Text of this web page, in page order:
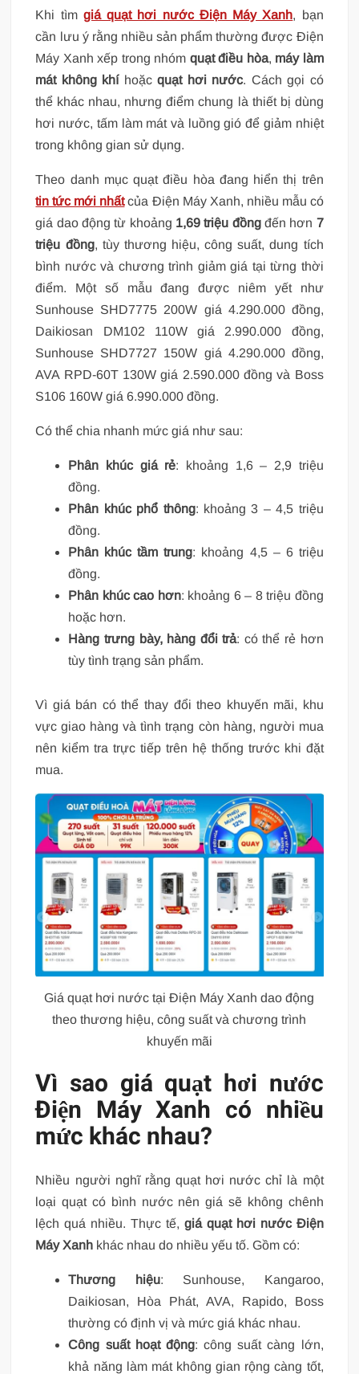
Khi tìm giá quạt hơi nước Điện Máy Xanh, bạn
cần lưu ý rằng nhiều sản phẩm thường được Điện
Máy Xanh xếp trong nhóm quạt điều hòa, máy làm
mát không khíhoặcquạt hơi nước. Cách gọi có
thể khác nhau, nhưng điểm chung là thiết bị dùng
hơi nước, tấm làm mát và luồng gió để giảm nhiệt
trong không gian sử dụng.
Theo danh mục quạt điều hòa đang hiển thị trên
tin tức mới nhấtcủa Điện Máy Xanh, nhiều mẫu có
giá dao động từ khoảng 1,69 triệu đồngđến hơn 7
triệu đồng, tùy thương hiệu, công suất, dung tích
bình nước và chương trình giảm giá tại từng thời
điểm. Một số mẫu đang được niêm yết như
Sunhouse SHD7775 200W giá 4.290.000 đồng,
Daikiosan DM102 110W giá 2.990.000 đồng,
Sunhouse SHD7727 150W giá 4.290.000 đồng,
AVA RPD-60T 130W giá 2.590.000 đồng và Boss
S106 160W giá 6.990.000 đồng.
Có thể chia nhanh mức giá như sau:
Phân khúc giá rẻ: khoảng 1,6 – 2,9 triệu
đồng.
Phân khúc phổ thông: khoảng 3 – 4,5 triệu
đồng.
Phân khúc tầm trung: khoảng 4,5 – 6 triệu
đồng.
Phân khúc cao hơn: khoảng 6 – 8 triệu đồng
hoặc hơn.
Hàng trưng bày, hàng đổi trả: có thể rẻ hơn
tùy tình trạng sản phẩm.
Vì giá bán có thể thay đổi theo khuyến mãi, khu
vực giao hàng và tình trạng còn hàng, người mua
nên kiểm tra trực tiếp trên hệ thống trước khi đặt
mua.
Giá quạt hơi nước tại Điện Máy Xanh dao động
theo thương hiệu, công suất và chương trình
khuyến mãi
Vì sao giá quạt hơi nước
Điện Máy Xanh có nhiều
mức khác nhau?
Nhiều người nghĩ rằng quạt hơi nước chỉ là một
loại quạt có bình nước nên giá sẽ không chênh
lệch quá nhiều. Thực tế, giá quạt hơi nước Điện
Máy Xanh khác nhau do nhiều yếu tố. Gồm có:
Thương hiệu: Sunhouse, Kangaroo,
Daikiosan, Hòa Phát, AVA, Rapido, Boss
thường có định vị và mức giá khác nhau.
Công suất hoạt động: công suất càng lớn,
khả năng làm mát không gian rộng càng tốt,